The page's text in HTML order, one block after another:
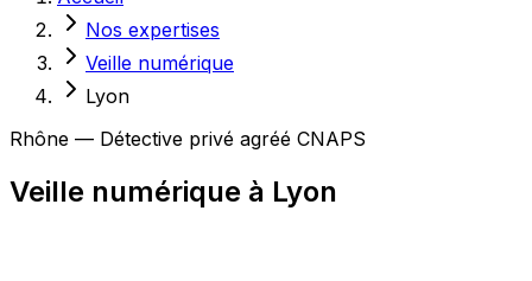
Nos expertises
Veille numérique
Lyon
Rhône — Détective privé agréé CNAPS
Veille numérique à Lyon